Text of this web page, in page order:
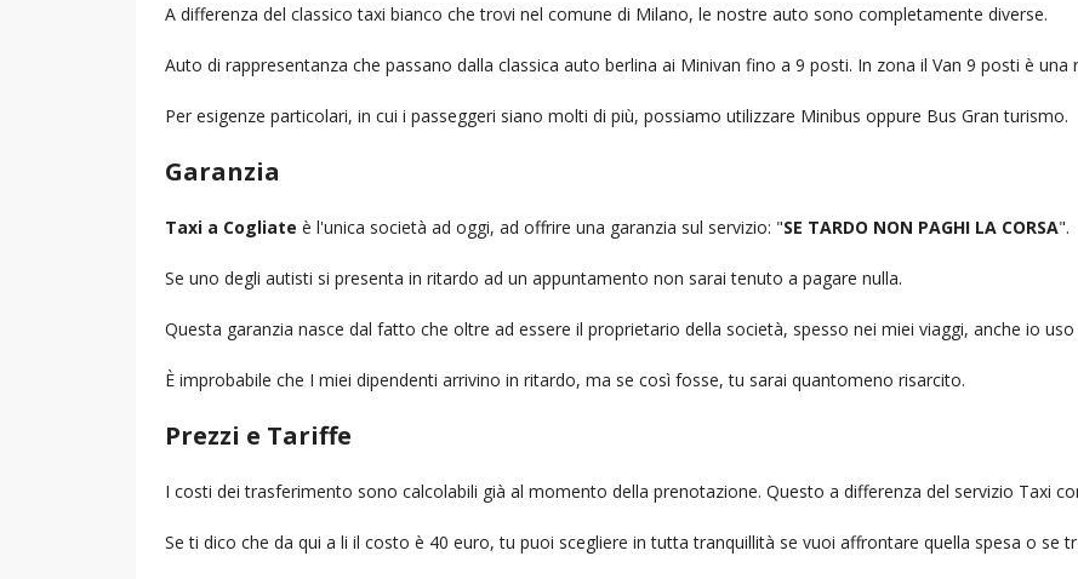
A differenza del classico taxi bianco che trovi nel comune di Milano, le nostre auto sono completamente diverse.
Auto di rappresentanza che passano dalla classica auto berlina ai Minivan fino a 9 posti. In zona il Van 9 posti è una
Per esigenze particolari, in cui i passeggeri siano molti di più, possiamo utilizzare Minibus oppure Bus Gran turismo.
Garanzia
Taxi a Cogliate è l'unica società ad oggi, ad offrire una garanzia sul servizio: "SE TARDO NON PAGHI LA CORSA".
Se uno degli autisti si presenta in ritardo ad un appuntamento non sarai tenuto a pagare nulla.
Questa garanzia nasce dal fatto che oltre ad essere il proprietario della società, spesso nei miei viaggi, anche io
È improbabile che I miei dipendenti arrivino in ritardo, ma se così fosse, tu sarai quantomeno risarcito.
Prezzi e Tariffe
I costi dei trasferimento sono calcolabili già al momento della prenotazione. Questo a differenza del servizio Taxi
Se ti dico che da qui a li il costo è 40 euro, tu puoi scegliere in tutta tranquillità se vuoi affrontare quella spesa o se